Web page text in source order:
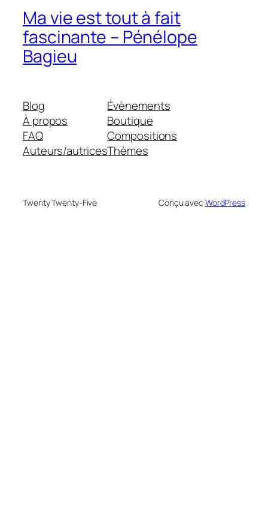
Ma vie est tout à fait
fascinante – Pénélope
Bagieu
Blog
À propos
FAQ
Auteurs/autrices
Évènements
Boutique
Compositions
Thèmes
Twenty Twenty-Five Conçu avec WordPress